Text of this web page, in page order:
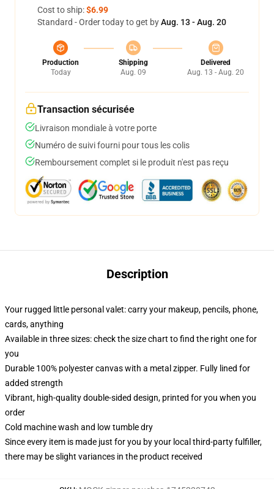
Cost to ship:$6.99
Standard - Order today to get byAug. 13 - Aug. 20
Production
Today
Shipping
Aug. 09
Delivered
Aug. 13 - Aug. 20
Transaction sécurisée
Livraison mondiale à votre porte
Numéro de suivi fourni pour tous les colis
Remboursement complet si le produit n'est pas reçu
Description
Your rugged little personal valet: carry your makeup, pencils, phone,
cards, anything
Available in three sizes: check the size chart to find the right one for
you
Durable 100% polyester canvas with a metal zipper. Fully lined for
added strength
Vibrant, high-quality double-sided design, printed for you when you
order
Cold machine wash and low tumble dry
Since every item is made just for you by your local third-party fulfiller,
there may be slight variances in the product received